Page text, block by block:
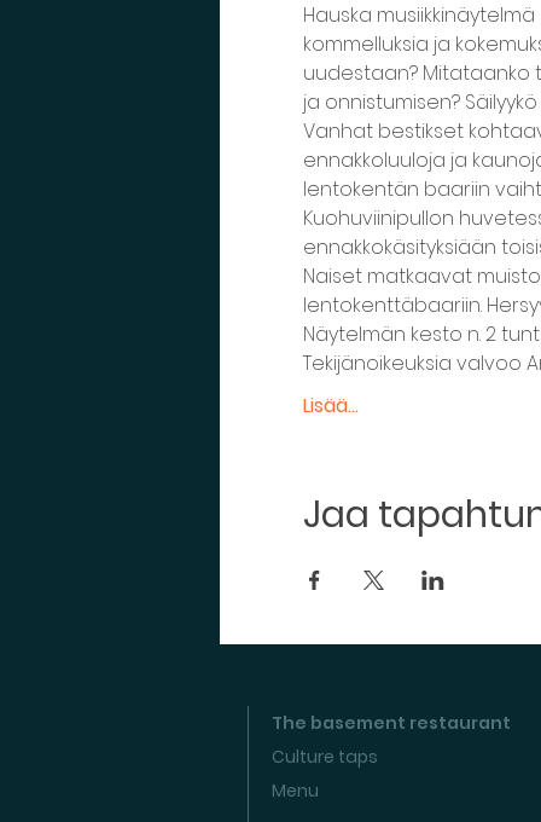
Hauska
kommelluksia ja
uudestaan? Mitataanko
ja onnistumisen?
Vanhat bestikset
ennakkoluuloja ja
lentokentän baariin
Kuohuviinipullon
ennakkokäsityksiään
Naiset matkaavat
lentokenttäbaariin.
Näytelmän kesto n. 2
Tekijänoikeuksia valvoo
Lisää...
Jaa
The basement restaurant
Culture taps
Menu